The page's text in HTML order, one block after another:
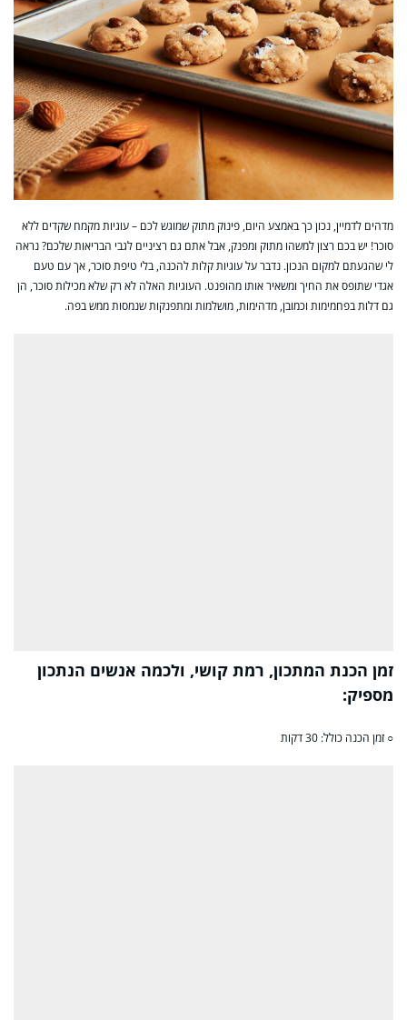
מדהים לדמיין, נכון כך באמצע היום, פינוק מתוק שמוגש לכם – עוגיות מקמח שקדים ללא
סוכר! יש בכם רצון למשהו מתוק ומפנק, אבל אתם גם רציניים לגבי הבריאות שלכם? נראה
לי שהגעתם למקום הנכון. נדבר על עוגיות קלות להכנה, בלי טיפת סוכר, אך עם טעם
אגדי שתופס את החיך ומשאיר אותו מהופנט. העוגיות האלה לא רק שלא מכילות סוכר, הן
גם דלות בפחמימות וכמובן, מדהימות, מושלמות ומתפנקות שנמסות ממש בפה.
זמן הכנת המתכון, רמת קושי, ולכמה אנשים הנתכון
מספיק:
○ זמן הכנה כולל: 30 דקות